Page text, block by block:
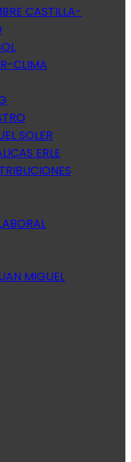
CASTILLA-
CLIMA
SOLER
ERLE
MIGUEL